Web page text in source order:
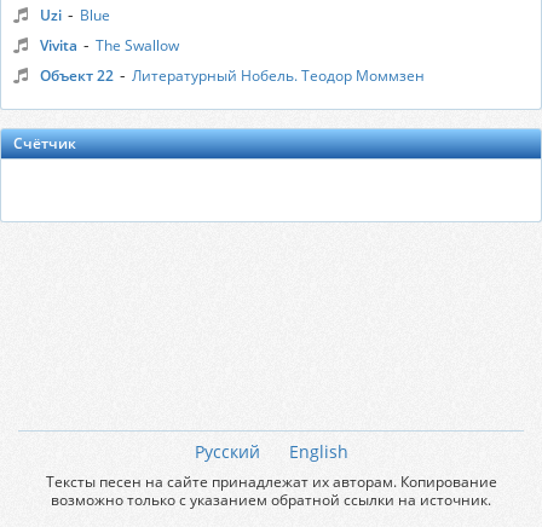
Uzi - Blue
Vivita - The Swallow
Объект 22 - Литературный Нобель. Теодор Моммзен
Счётчик
Русский English
Тексты песен на сайте принадлежат их авторам. Копирование
возможно только с указанием обратной ссылки на источник.